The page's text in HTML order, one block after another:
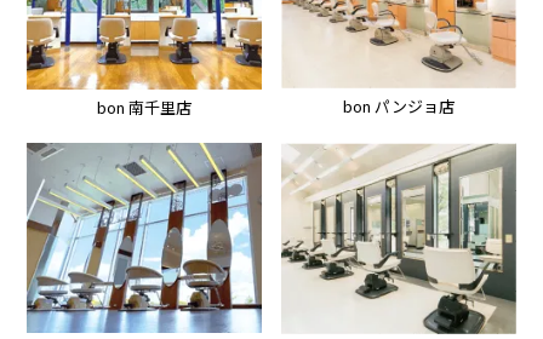
bon 南千里店 bon パンジョ店